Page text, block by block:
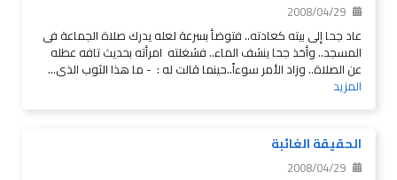
2008/04/29
عاد جحا إلى بيته كعادته.. فتوضأ بسرعة لعله يدرك صلاة الجماعة فى
المسجد.. وأخذ جحا ينشف الماء.. فشغلته‎ ‎‏ امرأته بحديث تافه عطله
عن الصلاة.. وزاد الأمر سوءاً..حينما قالت له : ‏ ‏- ما هذا الثوب الذى...
المزيد
الحقيقة الغائبة
2008/04/29